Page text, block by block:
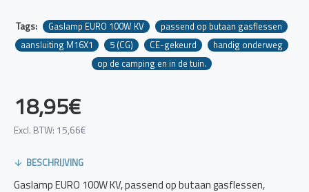
Tags: Gaslamp EURO 100W KV
passend op butaan gasflessen
aansluiting M16X1
5 (CG) CE-gekeurd
handig onderweg
op de camping en in de tuin.
18,95€
Excl. BTW: 15,66€
BESCHRIJVING
Gaslamp EURO 100W KV, passend op butaan gasflessen,